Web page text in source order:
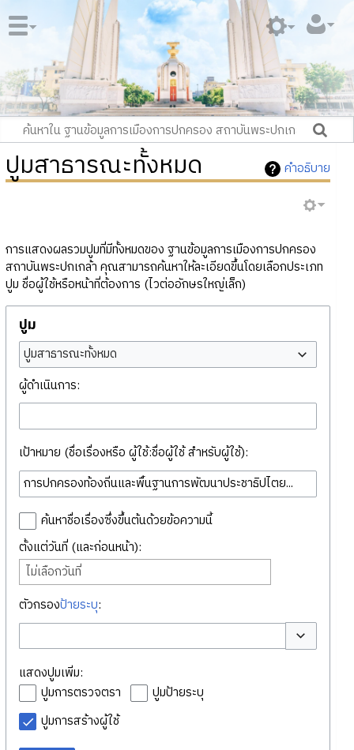
คำอธิบาย
ปูมสาธารณะทั้งหมด
การแสดงผลรวมปูมที่มีทั้งหมดของ ฐานข้อมูลการเมืองการปกครอง
สถาบันพระปกเกล้า คุณสามารถค้นหาให้ละเอียดขึ้นโดยเลือกประเภท
ปูม ชื่อผู้ใช้หรือหน้าที่ต้องการ (ไวต่ออักษรใหญ่เล็ก)
ปูม
ปูมสาธารณะทั้งหมด
ผู้ดำเนินการ:
เป้าหมาย (ชื่อเรื่องหรือ ผู้ใช้:ชื่อผู้ใช้ สำหรับผู้ใช้):
ค้นหาชื่อเรื่องซึ่งขึ้นต้นด้วยข้อความนี้
ตั้งแต่วันที่ (และก่อนหน้า):
ไม่เลือกวันที่
ตัวกรองป้ายระบุ:
สลับตัวเลือก
แสดงปูมเพิ่ม:
ปูมการตรวจตรา
ปูมป้ายระบุ
ปูมการสร้างผู้ใช้